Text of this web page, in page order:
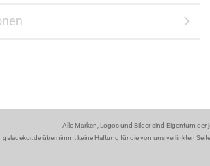
Alle Marken, Logos und Bilder sind Eigentum
galadekor.de übernimmt keine Haftung für die von uns verlinkten